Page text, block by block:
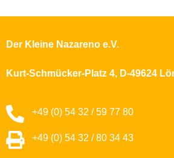
Der Kleine Nazareno e.V.
Kurt-Schmücker-Platz 4, D-49624
+49 (0) 54 32 / 59 77 80
+49 (0) 54 32 / 80 34 43